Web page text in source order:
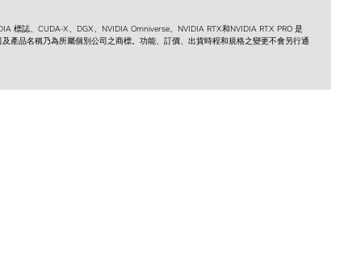
標誌、CUDA-X、DGX、NVIDIA Omniverse、NVIDIA RTX和NVIDIA RTX PRO 是
產品名稱乃為所屬個別公司之商標。功能、訂價、出貨時程和規格之變更不會另行通